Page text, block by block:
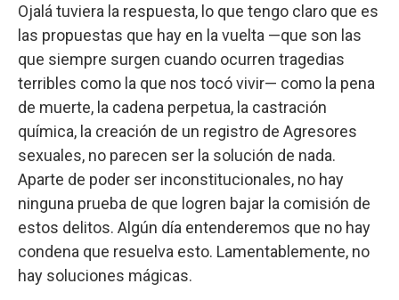
Ojalá tuviera la respuesta, lo que tengo claro que es
las propuestas que hay en la vuelta —que son las
que siempre surgen cuando ocurren tragedias
terribles como la que nos tocó vivir— como la pena
de muerte, la cadena perpetua, la castración
química, la creación de un registro de Agresores
sexuales, no parecen ser la solución de nada.
Aparte de poder ser inconstitucionales, no hay
ninguna prueba de que logren bajar la comisión de
estos delitos. Algún día entenderemos que no hay
condena que resuelva esto. Lamentablemente, no
hay soluciones mágicas.